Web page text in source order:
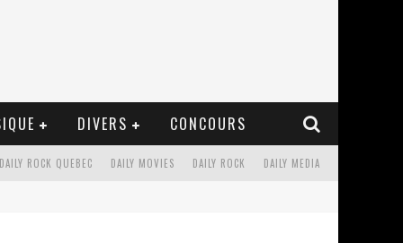
DIVERS CONCOURS
DAILY MEDIA
DAILY ROCK
DAILY MOVIES
DAILY ROCK QUEBEC